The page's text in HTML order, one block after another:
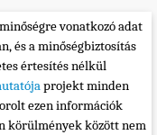
vonatkozó adat
és a minőségbiztosítás
értesítés nélkül
projekt minden
ezen információk
körülmények között nem